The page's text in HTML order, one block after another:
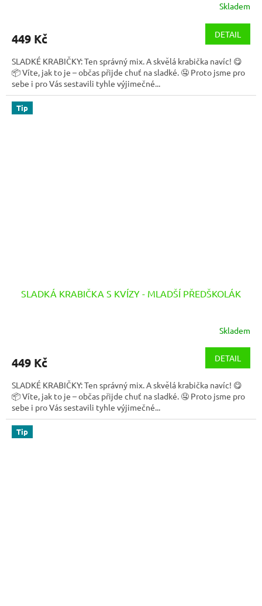
Skladem
449 Kč DETAIL
SLADKÉ KRABIČKY: Ten správný mix. A skvělá krabička navíc! 😋
📦 Víte, jak to je – občas přijde chuť na sladké. 🤤 Proto jsme pro
sebe i pro Vás sestavili tyhle výjimečné...
Tip
SLADKÁ KRABIČKA S KVÍZY - MLADŠÍ PŘEDŠKOLÁK
Skladem
449 Kč DETAIL
SLADKÉ KRABIČKY: Ten správný mix. A skvělá krabička navíc! 😋
📦 Víte, jak to je – občas přijde chuť na sladké. 🤤 Proto jsme pro
sebe i pro Vás sestavili tyhle výjimečné...
Tip